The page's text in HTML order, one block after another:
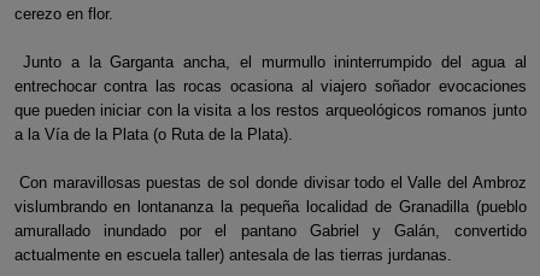
cerezo en flor.
Junto a la Garganta ancha, el murmullo ininterrumpido del agua al
entrechocar contra las rocas ocasiona al viajero soñador evocaciones
que pueden iniciar con la visita a los restos arqueológicos romanos junto
a la Vía de la Plata (o Ruta de la Plata).
Con maravillosas puestas de sol donde divisar todo el Valle del Ambroz
vislumbrando en lontananza la pequeña localidad de Granadilla (pueblo
amurallado inundado por el pantano Gabriel y Galán, convertido
actualmente en escuela taller) antesala de las tierras jurdanas.